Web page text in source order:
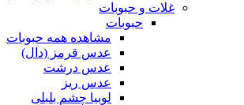
غلات و حبوبات
حبوبات
مشاهده همه حبوبات
عدس قرمز (دال)
عدس درشت
عدس ریز
لوبیا چشم بلبلی